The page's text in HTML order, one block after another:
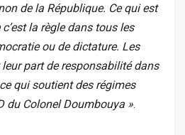
de la République. Ce qui est
la règle dans tous les
ou de dictature. Les
part de responsabilité dans
qui soutient des régimes
du Colonel Doumbouya ».